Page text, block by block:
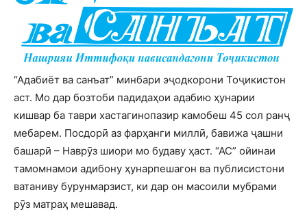
“Адабиёт ва санъат” минбари эҷодкорони Тоҷикистон
аст. Мо дар бозтоби падидаҳои адабию ҳунарии
кишвар ба таври хастагинопазир камобеш 45 сол ранҷ
мебарем. Посдорӣ аз фарҳанги миллӣ, бавижа ҷашни
башарӣ – Наврӯз шиори мо будаву ҳаст. “АС” ойинаи
тамомнамои адибону ҳунарпешагон ва публисистони
ватаниву бурунмарзист, ки дар он масоили мубрами
рӯз матраҳ мешавад.